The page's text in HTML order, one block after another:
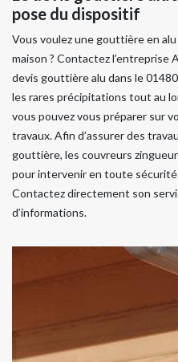
pose du dispositif
Vous voulez une gouttière en
maison ? Contactez l’entreprise
devis gouttière alu dans le
les rares précipitations tout au
vous pouvez vous préparer sur
travaux. Afin d’assurer des
gouttière, les couvreurs
pour intervenir en toute
Contactez directement son
d’informations.